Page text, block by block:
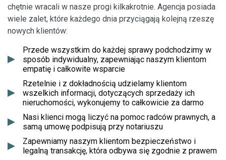
chętnie wracali w nasze progi kilkakrotnie. Agencja posiada
wiele zalet, które każdego dnia przyciągają kolejną rzeszę
nowych klientów:
Przede wszystkim do każdej sprawy podchodzimy w
sposób indywidualny, zapewniając naszym klientom
empatię i całkowite wsparcie
Rzetelnie i z dokładnością udzielamy klientom
wszelkich informacji, dotyczących sprzedaży ich
nieruchomości, wykonujemy to całkowicie za darmo
Nasi klienci mogą liczyć na pomoc radców prawnych, a
samą umowę podpisują przy notariuszu
Zapewniamy naszym klientom bezpieczeństwo i
legalną transakcję, która odbywa się zgodnie z prawem